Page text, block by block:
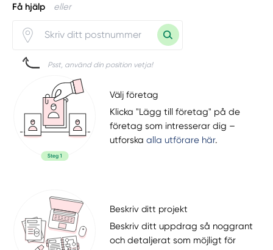
Få hjälp eller
Psst, använd din position vetja!
Välj företag
Klicka "Lägg till företag" på de
företag som intresserar dig –
utforskaalla utförare här.
Beskriv ditt projekt
Beskriv ditt uppdrag så noggrant
och detaljerat som möjligt för